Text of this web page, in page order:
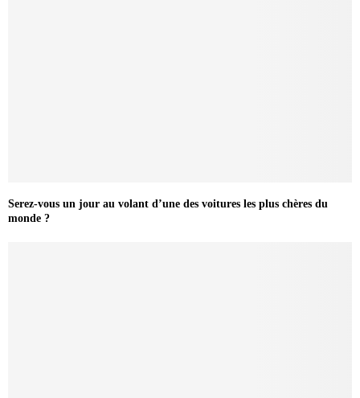
Serez-vous un jour au volant d’une des voitures les plus chères du
monde ?